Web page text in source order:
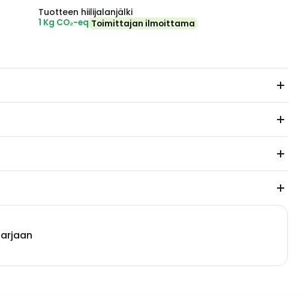
Tuotteen hiilijalanjälki
1 Kg CO₂-eq Toimittajan ilmoittama